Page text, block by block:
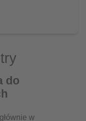
do
w